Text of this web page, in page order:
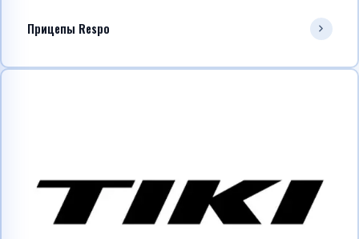
Прицепы Respo